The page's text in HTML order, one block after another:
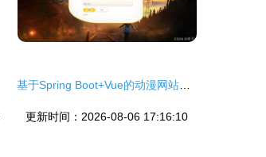
更新时间：2026-08-06 17:16:10